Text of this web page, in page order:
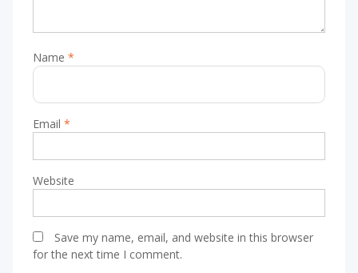
Name *
Email *
Website
Save my name, email, and website in this browser
for the next time I comment.